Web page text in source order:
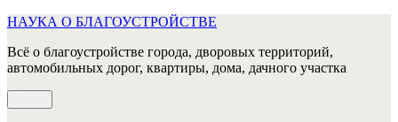
Перейти
содержимому
НАУКА О БЛАГОУСТРОЙСТВЕ
Всё о благоустройстве города, дворовых территорий,
автомобильных дорог, квартиры, дома, дачного участка